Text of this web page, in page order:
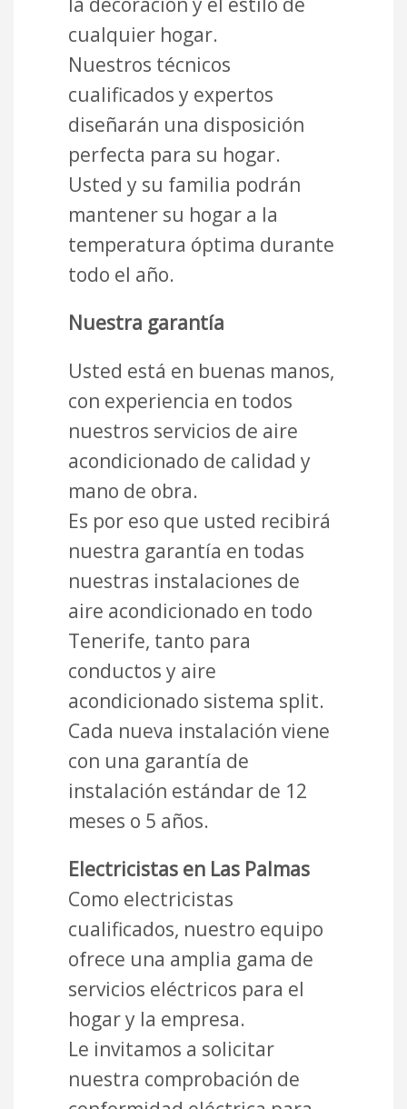
cualquier hogar.
Nuestros técnicos
cualificados y expertos
diseñarán una disposición
perfecta para su hogar.
Usted y su familia podrán
mantener su hogar a la
temperatura óptima durante
todo el año.
Nuestra garantía
Usted está en buenas manos,
con experiencia en todos
nuestros servicios de aire
acondicionado de calidad y
mano de obra.
Es por eso que usted recibirá
nuestra garantía en todas
nuestras instalaciones de
aire acondicionado en todo
Tenerife, tanto para
conductos y aire
acondicionado sistema split.
Cada nueva instalación viene
con una garantía de
instalación estándar de 12
meses o 5 años.
Electricistas en Las Palmas
Como electricistas
cualificados, nuestro equipo
ofrece una amplia gama de
servicios eléctricos para el
hogar y la empresa.
Le invitamos a solicitar
nuestra comprobación de